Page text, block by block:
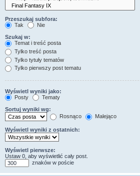
Przeszukaj subfora:
Tak
Nie
Szukaj w:
Temat i treść posta
Tylko treść posta
Tylko tytuły tematów
Tylko pierwszy post tematu
Wyświetl wyniki jako:
Posty
Tematy
Sortuj wyniki wg:
Rosnąco
Malejąco
Wyświetl wyniki z ostatnich:
Wyświetl pierwsze:
Ustaw 0, aby wyświetlić cały post.
znaków w poście